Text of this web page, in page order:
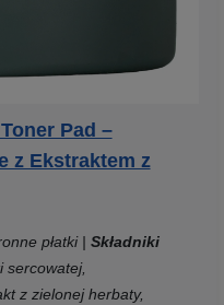
Pad –
z Ekstraktem z
płatki | Składniki
sercowatej,
z zielonej herbaty,